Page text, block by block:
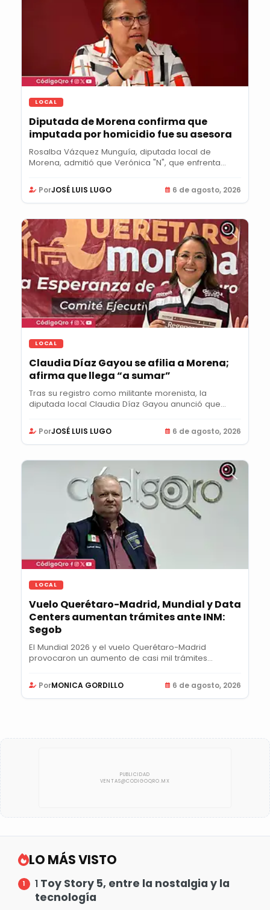
LOCAL
Diputada de Morena confirma que
imputada por homicidio fue su asesora
Rosalba Vázquez Munguía, diputada local de
Morena, admitió que Verónica "N", que enfrenta...
PorJOSÉ LUIS LUGO 6 de agosto, 2026
LOCAL
Claudia Díaz Gayou se afilia a Morena;
afirma que llega “a sumar”
Tras su registro como militante morenista, la
diputada local Claudia Díaz Gayou anunció que...
PorJOSÉ LUIS LUGO 6 de agosto, 2026
LOCAL
Vuelo Querétaro-Madrid, Mundial y Data
Centers aumentan trámites ante INM:
Segob
El Mundial 2026 y el vuelo Querétaro-Madrid
provocaron un aumento de casi mil trámites
PorMONICA GORDILLO 6 de agosto, 2026
LO MÁS VISTO
1 Toy Story 5, entre la nostalgia y la
tecnología